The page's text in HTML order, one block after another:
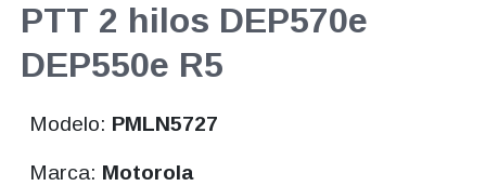
PTT 2 hilos DEP570e
DEP550e R5
Modelo: PMLN5727
Marca: Motorola